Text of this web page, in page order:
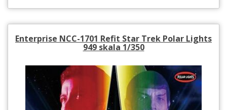
Enterprise NCC-1701 Refit Star Trek Polar Lights
949 skala 1/350